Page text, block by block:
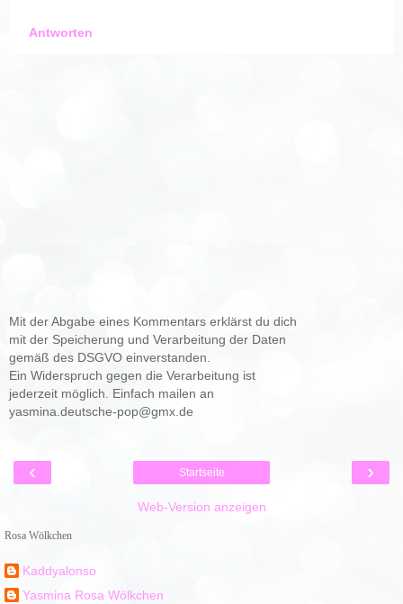
Antworten
Mit der Abgabe eines Kommentars erklärst du dich
mit der Speicherung und Verarbeitung der Daten
gemäß des DSGVO einverstanden.
Ein Widerspruch gegen die Verarbeitung ist
jederzeit möglich. Einfach mailen an
yasmina.deutsche-pop@gmx.de
‹ ›
Startseite
Web-Version anzeigen
Rosa Wölkchen
Kaddyalonso
Yasmina Rosa Wölkchen